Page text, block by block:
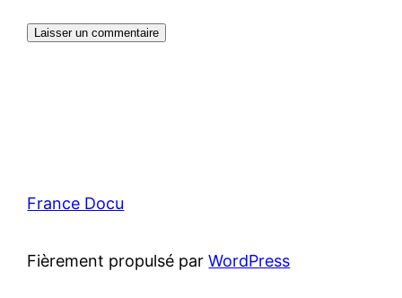
France Docu
Fièrement propulsé parWordPress